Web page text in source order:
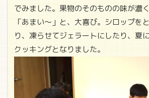
でみました。果物のそのものの味が濃
「あまい～」と、大喜び。シロップを
り、凍らせてジェラートにしたり、夏
クッキングとなりました。